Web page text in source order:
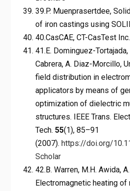
39.P. Muenprasertdee,
of iron castings using
40.CasCAE, CT-CasTest
41.E. Dominguez-
Cabrera, A. Diaz-Morcillo,
field distribution in
applicators by means of
optimization of dielectric
structures. IEEE Trans.
Tech. 55(1), 85–91
(2007). https://doi.org/
Scholar
42.B. Warren, M.H. Awida,
Electromagnetic heating of